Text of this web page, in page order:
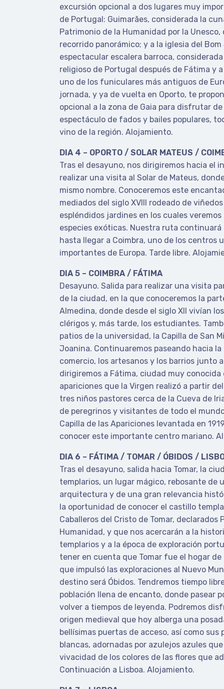
excursión opcional a dos lugares muy
de Portugal: Guimarães, considerada la
Patrimonio de la Humanidad por la
recorrido panorámico; y a la iglesia del
espectacular escalera barroca,
religioso de Portugal después de Fátima y
uno de los funiculares más antiguos de
jornada, y ya de vuelta en Oporto, te
opcional a la zona de Gaia para disfrutar
espectáculo de fados y bailes populares,
vino de la región. Alojamiento.
DIA 4 – OPORTO / SOLAR MATEUS /
Tras el desayuno, nos dirigiremos hacia el
realizar una visita al Solar de Mateus,
mismo nombre. Conoceremos este
mediados del siglo XVIII rodeado de
espléndidos jardines en los cuales
especies exóticas. Nuestra ruta continuará
hasta llegar a Coimbra, uno de los centros
importantes de Europa. Tarde libre.
DIA 5 – COIMBRA / FÁTIMA
Desayuno. Salida para realizar una visita
de la ciudad, en la que conoceremos la
Almedina, donde desde el siglo XII vivían
clérigos y, más tarde, los estudiantes.
patios de la universidad, la Capilla de San
Joanina. Continuaremos paseando hacia
comercio, los artesanos y los barrios junto
dirigiremos a Fátima, ciudad muy conocida
apariciones que la Virgen realizó a partir del
tres niños pastores cerca de la Cueva de
de peregrinos y visitantes de todo el
Capilla de las Apariciones levantada en
conocer este importante centro mariano.
DIA 6 – FÁTIMA / TOMAR / ÓBIDOS /
Tras el desayuno, salida hacia Tomar, la
templarios, un lugar mágico, rebosante de
arquitectura y de una gran relevancia
la oportunidad de conocer el castillo
Caballeros del Cristo de Tomar, declarados
Humanidad, y que nos acercarán a la
templarios y a la época de exploración
tener en cuenta que Tomar fue el hogar
que impulsó las exploraciones al Nuevo
destino será Óbidos. Tendremos tiempo
población llena de encanto, donde pasear
volver a tiempos de leyenda. Podremos
origen medieval que hoy alberga una
bellísimas puertas de acceso, así como sus
blancas, adornadas por azulejos azules
vivacidad de los colores de las flores que
Continuación a Lisboa. Alojamiento.